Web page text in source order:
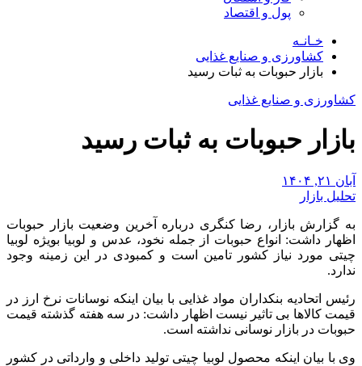
پول و اقتصاد
خـانـه
کشاورزی و صنایع غذایی
بازار حبوبات به ثبات رسید
کشاورزی و صنایع غذایی
بازار حبوبات به ثبات رسید
آبان ۲۱, ۱۴۰۴
تحلیل بازار
به گزارش بازار، رضا کنگری درباره آخرین وضعیت بازار حبوبات
اظهار داشت: انواع حبوبات از جمله نخود، عدس و لوبیا بویژه لوبیا
چیتی مورد نیاز کشور تامین است و کمبودی در این زمینه وجود
ندارد.
رئیس اتحادیه بنکداران مواد غذایی با بیان اینکه نوسانات نرخ ارز در
قیمت کالاها بی تاثیر نیست اظهار داشت: در سه هفته گذشته قیمت
حبوبات در بازار نوسانی نداشته است.
وی با بیان اینکه محصول لوبیا چیتی تولید داخلی و وارداتی در کشور